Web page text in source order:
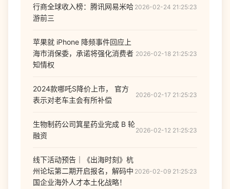
行商全球收入榜：腾讯网易米哈
游前三
2026-02-24 21:25:23
苹果就 iPhone 降频事件回应上
海市消保委，承诺将强化消费者
知情权
2026-02-18 21:25:23
2024款哪吒S降价上市， 官方
表示对老车主会有所补偿
2026-02-17 21:25:23
生物制药公司箕星药业完成 B 轮
融资
2026-02-12 21:25:23
线下活动预告｜《出海时刻》杭
州论坛第二期开启报名，解码中
国企业海外人才本土化战略！
2026-02-09 21:25:23